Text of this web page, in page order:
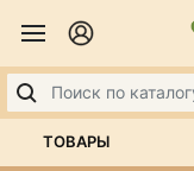
ТОВАРЫ